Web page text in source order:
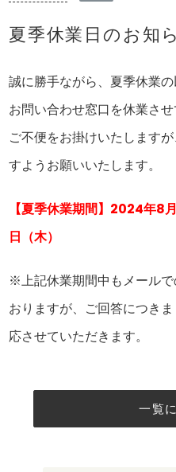
夏季休業日のお知
誠に勝手ながら、夏季休業
お問い合わせ窓口を休業させ
ご不便をお掛けいたします
すようお願いいたします。
【夏季休業期間】2024年8
日（木）
※上記休業期間中もメール
おりますが、ご回答につき
応させていただきます。
一覧